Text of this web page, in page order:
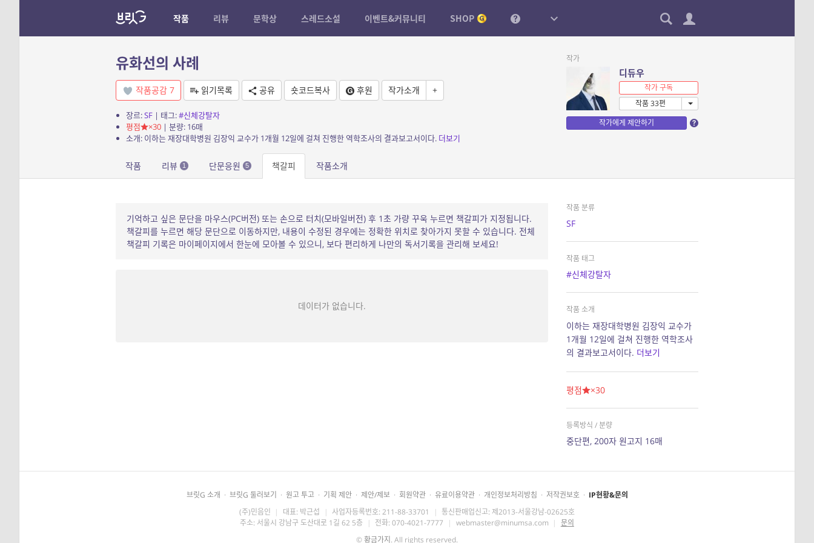
작품 리뷰 문학상 스레드소설 이벤트&커뮤니티 SHOP
유화선의 사례
작품공감 7 읽기목록 공유 숏코드복사 후원 작가소개 +
장르:SF| 태그:#신체강탈자
평점
×30| 분량: 16매
소개: 이하는 재장대학병원 김장익 교수가 1개월 12일에 걸쳐 진행한 역학조사의 결과보고서이다. 더보기
작가
디듀우
작가 구독
작품 33편
작가에게 제안하기
작품 리뷰 1 단문응원 5 책갈피 작품소개
기억하고 싶은 문단을 마우스(PC버전) 또는 손으로 터치(모바일버전) 후 1초 가량 꾸욱 누르면 책갈피가 지정됩니다.
책갈피를 누르면 해당 문단으로 이동하지만, 내용이 수정된 경우에는 정확한 위치로 찾아가지 못할 수 있습니다. 전체
책갈피 기록은 마이페이지에서 한눈에 모아볼 수 있으니, 보다 편리하게 나만의 독서기록을 관리해 보세요!
데이터가 없습니다.
작품 분류
SF
작품 태그
#신체강탈자
작품 소개
이하는 재장대학병원 김장익 교수가
1개월 12일에 걸쳐 진행한 역학조사
의 결과보고서이다. 더보기
평점 ×30
등록방식 / 분량
중단편, 200자 원고지 16매
브릿G 소개 · 브릿G 둘러보기 · 원고 투고 · 기획 제안 · 제안/제보 · 회원약관 · 유료이용약관 · 개인정보처리방침 · 저작권보호 · IP현황&문의
(주)민음인 | 대표: 박근섭 | 사업자등록번호: 211-88-33701 | 통신판매업신고: 제2013-서울강남-02625호
주소: 서울시 강남구 도산대로 1길 62 5층 | 전화: 070-4021-7777 | webmaster@minumsa.com | 문의
©황금가지 . All rights reserved.